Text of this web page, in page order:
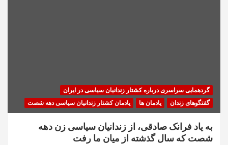
گردهمایی سراسری درباره کشتار زندانیان سیاسی در ایران
گفتگوهای زندان
یادمان ها یادمان کشتار زندانیان سیاسی دهه شصت
به یاد فرانک صادقی، از زندانیان سیاسی زن دهه
شصت که سال گذشته از میان ما رفت